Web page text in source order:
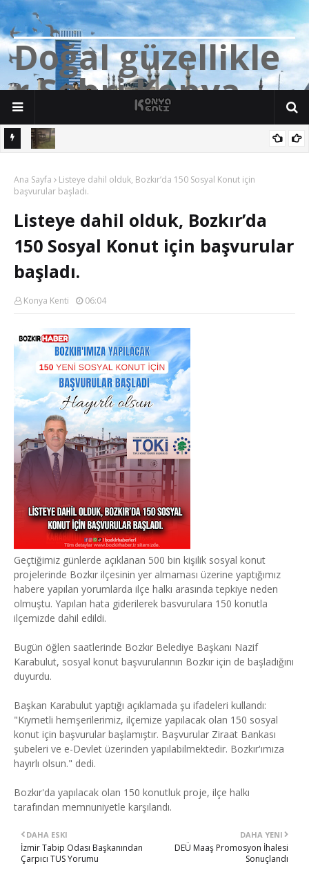
Doğalgüzellikle
rŞehriKonya
Ana Sayfa
Listeye dahil olduk, Bozkır’da 150 Sosyal Konut için
başvurular başladı.
Listeye dahil olduk, Bozkır’da
150 Sosyal Konut için başvurular
başladı.
Konya Kenti 06:04
Geçtiğimiz günlerde açıklanan 500 bin kişilik sosyal konut
projelerinde Bozkır ilçesinin yer almaması üzerine yaptığımız
habere yapılan yorumlarda ilçe halkı arasında tepkiye neden
olmuştu. Yapılan hata giderilerek basvurulara 150 konutla
ilçemizde dahil edildi.
Bugün öğlen saatlerinde Bozkır Belediye Başkanı Nazif
Karabulut, sosyal konut başvurularının Bozkır için de başladığını
duyurdu.
Başkan Karabulut yaptığı açıklamada şu ifadeleri kullandı:
"Kıymetli hemşerilerimiz, ilçemize yapılacak olan 150 sosyal
konut için başvurular başlamıştır. Başvurular Ziraat Bankası
şubeleri ve e-Devlet üzerinden yapılabilmektedir. Bozkır'ımıza
hayırlı olsun." dedi.
Bozkır'da yapılacak olan 150 konutluk proje, ilçe halkı
tarafından memnuniyetle karşılandı.
DAHA YENI
DEÜ Maaş Promosyon İhalesi
Sonuçlandı
DAHA ESKI
İzmir Tabip Odası Başkanından
Çarpıcı TUS Yorumu